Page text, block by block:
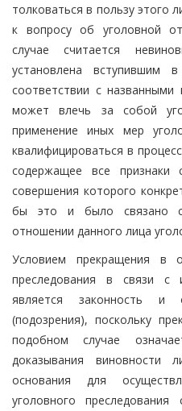
толковаться в пользу этого
к вопросу об уголовной
случае считается
установлена вступившим
соответствии с
может влечь за собой
применение иных мер
квалифицироваться в
содержащее все признаки
совершения которого
бы это и было связано
отношении данного лица
Условием прекращения в
преследования в связи с
является законность и
(подозрения), поскольку
подобном случае
доказывания
основания для
уголовного преследования